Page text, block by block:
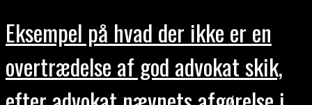
Eksempel på hvad der ikke er en
overtrædelse af god advokat skik,